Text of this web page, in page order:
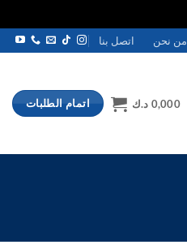
من نحن اتصل بنا
0,000 د.ك اتمام الطلبات